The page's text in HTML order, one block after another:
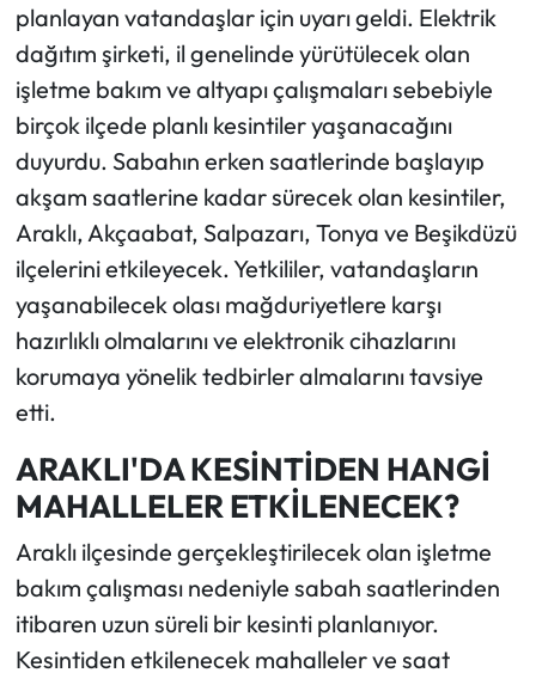
planlayan vatandaşlar için uyarı geldi. Elektrik
dağıtım şirketi, il genelinde yürütülecek olan
işletme bakım ve altyapı çalışmaları sebebiyle
birçok ilçede planlı kesintiler yaşanacağını
duyurdu. Sabahın erken saatlerinde başlayıp
akşam saatlerine kadar sürecek olan kesintiler,
Araklı, Akçaabat, Salpazarı, Tonya ve Beşikdüzü
ilçelerini etkileyecek. Yetkililer, vatandaşların
yaşanabilecek olası mağduriyetlere karşı
hazırlıklı olmalarını ve elektronik cihazlarını
korumaya yönelik tedbirler almalarını tavsiye
etti.
ARAKLI'DA KESİNTİDEN HANGİ
MAHALLELER ETKİLENECEK?
Araklı ilçesinde gerçekleştirilecek olan işletme
bakım çalışması nedeniyle sabah saatlerinden
itibaren uzun süreli bir kesinti planlanıyor.
Kesintiden etkilenecek mahalleler ve saat
Sağlık
Turizm
Teknoloji